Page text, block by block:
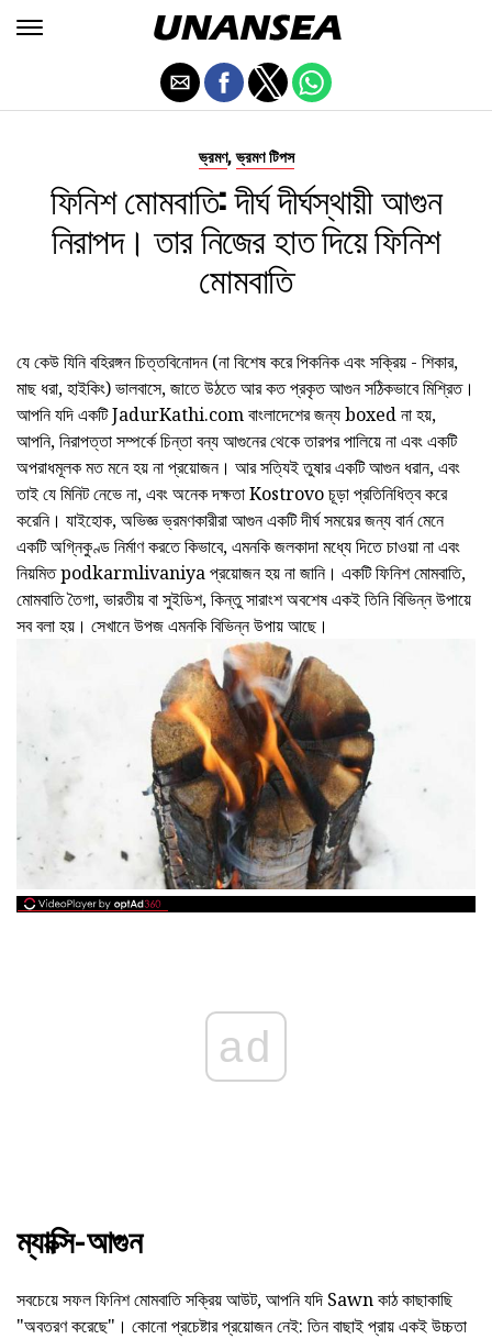
ভ্রমণ,ভ্রমণ টিপস
ফিনিশ মোমবাতি: দীর্ঘ দীর্ঘস্থায়ী আগুন
নিরাপদ। তার নিজের হাত দিয়ে ফিনিশ
মোমবাতি
যে কেউ যিনি বহিরঙ্গন চিত্তবিনোদন (না বিশেষ করে পিকনিক এবং সক্রিয় - শিকার,
মাছ ধরা, হাইকিং) ভালবাসে, জাতে উঠতে আর কত প্রকৃত আগুন সঠিকভাবে মিশ্রিত।
আপনি যদি একটি JadurKathi.com বাংলাদেশের জন্য boxed না হয়,
আপনি, নিরাপত্তা সম্পর্কে চিন্তা বন্য আগুনের থেকে তারপর পালিয়ে না এবং একটি
অপরাধমূলক মত মনে হয় না প্রয়োজন। আর সত্যিই তুষার একটি আগুন ধরান, এবং
তাই যে মিনিট নেভে না, এবং অনেক দক্ষতা Kostrovo চূড়া প্রতিনিধিত্ব করে
করেনি। যাইহোক, অভিজ্ঞ ভ্রমণকারীরা আগুন একটি দীর্ঘ সময়ের জন্য বার্ন মেনে
একটি অগ্নিকুণ্ড নির্মাণ করতে কিভাবে, এমনকি জলকাদা মধ্যে দিতে চাওয়া না এবং
নিয়মিত podkarmlivaniya প্রয়োজন হয় না জানি। একটি ফিনিশ মোমবাতি,
মোমবাতি তৈগা, ভারতীয় বা সুইডিশ, কিন্তু সারাংশ অবশেষ একই তিনি বিভিন্ন উপায়ে
সব বলা হয়। সেখানে উপজ এমনকি বিভিন্ন উপায় আছে।
ad
ম্যাক্সি-আগুন
সবচেয়ে সফল ফিনিশ মোমবাতি সক্রিয় আউট, আপনি যদি Sawn কাঠ কাছাকাছি
"অবতরণ করেছে"। কোনো প্রচেষ্টার প্রয়োজন নেই: তিন বাছাই প্রায় একই উচ্চতা